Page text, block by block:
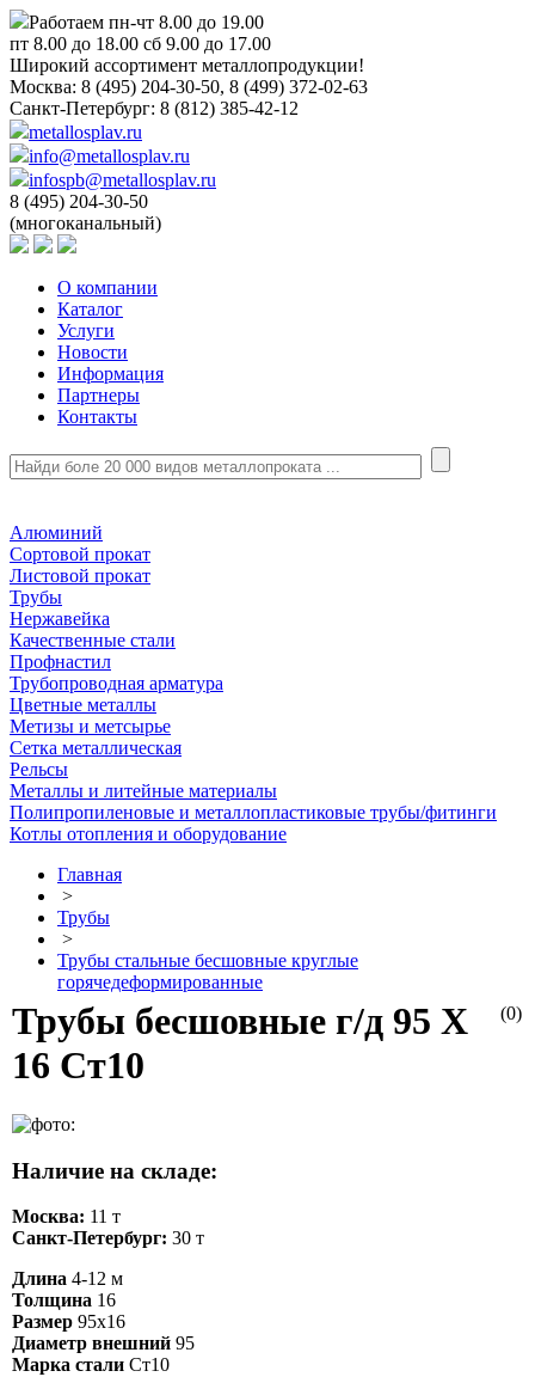
Работаем пн-чт 8.00 до 19.00
пт 8.00 до 18.00 сб 9.00 до 17.00
Широкий ассортимент металлопродукции!
Москва: 8 (495) 204-30-50, 8 (499) 372-02-63
Санкт-Петербург: 8 (812) 385-42-12
metallosplav.ru
info@metallosplav.ru
infospb@metallosplav.ru
8 (495) 204-30-50
(многоканальный)
О компании
Каталог
Услуги
Новости
Информация
Партнеры
Контакты
Алюминий
Сортовой прокат
Листовой прокат
Трубы
Нержавейка
Качественные стали
Профнастил
Трубопроводная арматура
Цветные металлы
Метизы и метсырье
Сетка металлическая
Рельсы
Металлы и литейные материалы
Полипропиленовые и металлопластиковые трубы/фитинги
Котлы отопления и оборудование
Главная
>
Трубы
>
Трубы стальные бесшовные круглые
горячедеформированные
(0)
Трубы бесшовные г/д 95 Х
16 Ст10
Наличие на складе:
Москва: 11 т
Санкт-Петербург: 30 т
Длина 4-12 м
Толщина 16
Размер 95х16
Диаметр внешний 95
Марка стали Ст10